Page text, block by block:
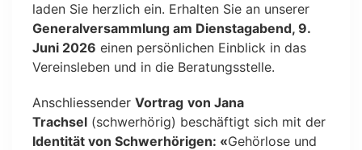
laden Sie herzlich ein. Erhalten Sie an unserer
Generalversammlung am Dienstagabend, 9.
Juni 2026 einen persönlichen Einblick in das
Vereinsleben und in die Beratungsstelle.
Anschliessender Vortrag von Jana
Trachsel (schwerhörig) beschäftigt sich mit der
Identität von Schwerhörigen: «Gehörlose und